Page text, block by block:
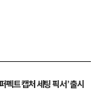
트 캡처 세팅 픽서’ 출시